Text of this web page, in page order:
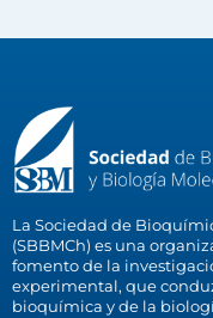
La Sociedad de
(SBBMCh) es una
fomento de la
experimental, que
bioquímica y de la